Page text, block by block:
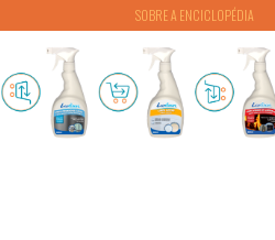
SOBRE A ENCICLOPÉDIA